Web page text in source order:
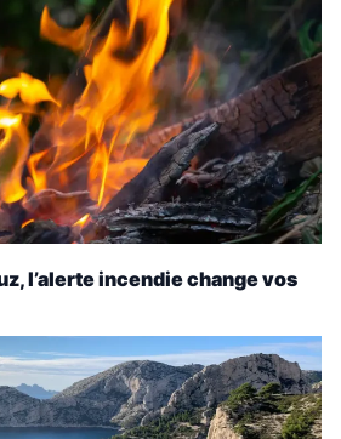
l’alerte incendie change vos